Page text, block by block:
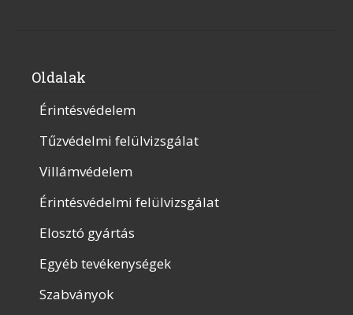
Oldalak
Érintésvédelem
Tűzvédelmi felülvizsgálat
Villámvédelem
Érintésvédelmi felülvizsgálat
Elosztó gyártás
Egyéb tevékenységek
Szabványok